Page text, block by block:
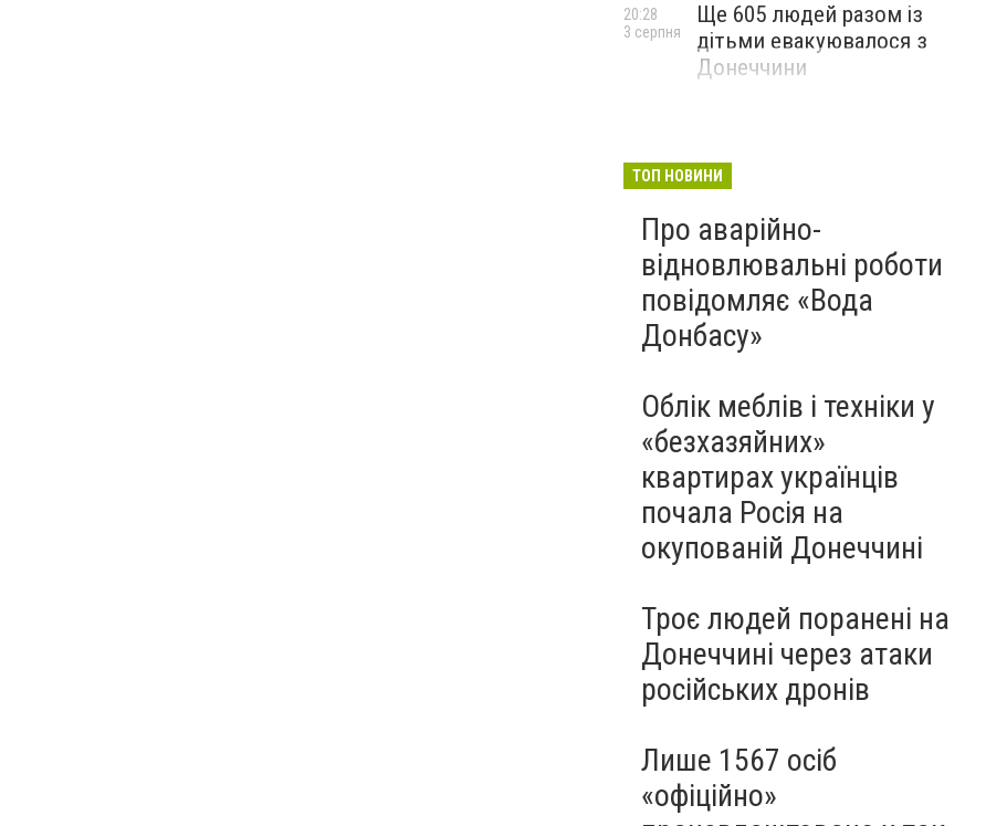
Ще 605 людей разом із
дітьми евакуювалося з
Донеччини
20:28
3 серпня
ТОП НОВИНИ
Про аварійно-
відновлювальні роботи
повідомляє «Вода
Донбасу»
Облік меблів і техніки у
«безхазяйних»
квартирах українців
почала Росія на
окупованій Донеччині
Троє людей поранені на
Донеччині через атаки
російських дронів
Лише 1567 осіб
«офіційно»